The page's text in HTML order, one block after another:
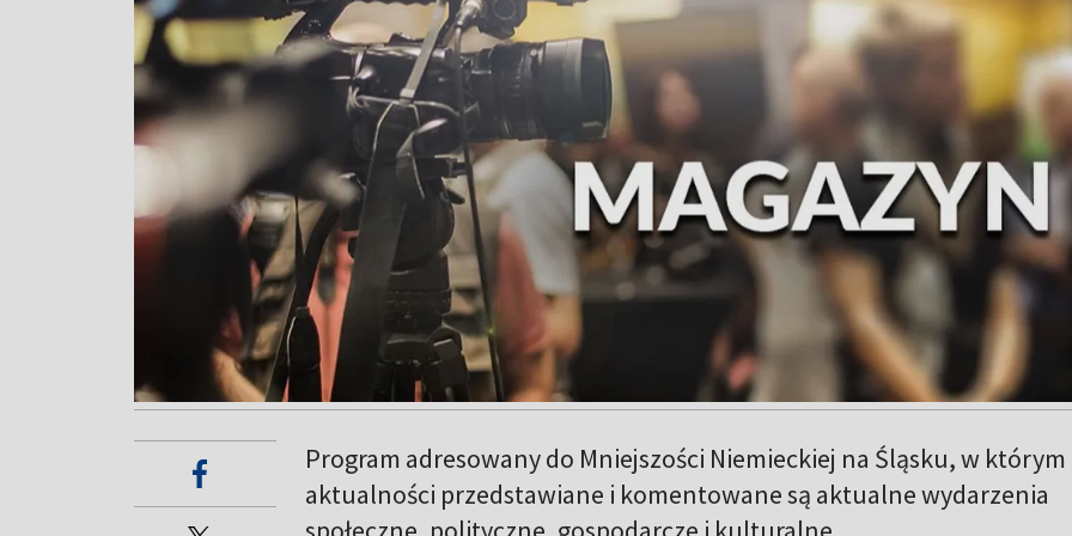
Program adresowany do Mniejszości Niemieckiej na Śląsku, w
aktualności przedstawiane i komentowane są aktualne wydarzenia